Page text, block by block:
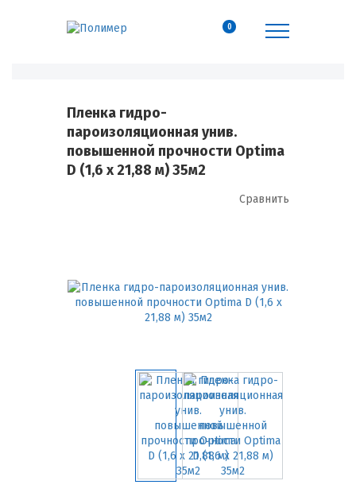
0
Пленка гидро-
пароизоляционная унив.
повышенной прочности Optima
D (1,6 х 21,88 м) 35м2
Сравнить